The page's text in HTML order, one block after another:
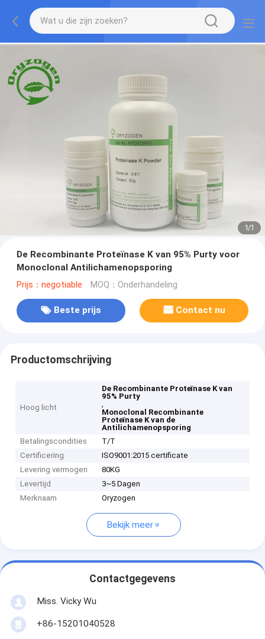
1/1
De Recombinante Proteïnase K van 95% Purty voor
Monoclonal Antilichamenopsporing
Prijs：negotiable MOQ：Onderhandeling
Beste prijs Contact nu
Productomschrijving
Hoog licht
De Recombinante Proteïnase K van
95% Purty
,
Monoclonal Recombinante
Proteïnase K van de
Antilichamenopsporing
Betalingscondities
T/T
Certificering
ISO9001:2015 certificate
Levering vermogen
80KG
Levertijd
3~5 Dagen
Merknaam
Oryzogen
Bekijk meer
Contactgegevens
Miss. Vicky Wu
+86-15201040528